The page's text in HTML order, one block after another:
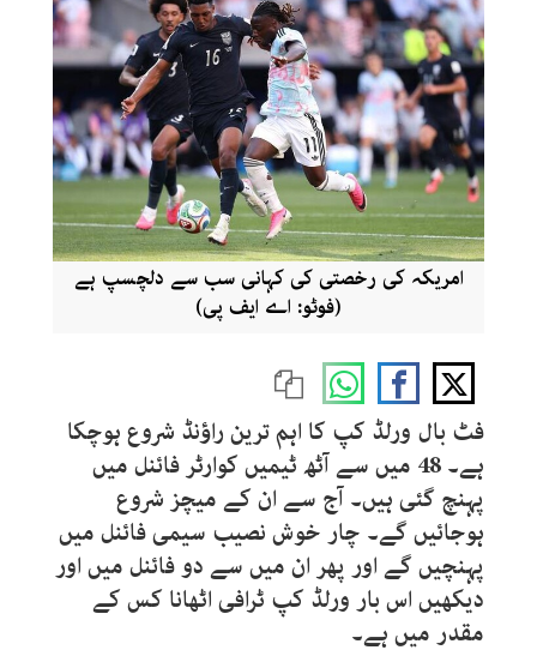
امریکہ کی رخصتی کی کہانی سب سے دلچسپ ہے
(فوٹو: اے ایف پی)
فٹ بال ورلڈ کپ کا اہم ترین راؤنڈ شروع ہوچکا
ہے۔48 میں سے آٹھ ٹیمیں کوارٹر فائنل میں
پہنچ گئی ہیں۔ آج سے ان کے میچز شروع
ہوجائیں گے۔ چار خوش نصیب سیمی فائنل میں
پہنچیں گے اور پھر ان میں سے دو فائنل میں اور
دیکھیں اس بار ورلڈ کپ ٹرافی اٹھانا کس کے
مقدر میں ہے۔